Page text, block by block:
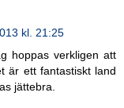
kl. 21:25
hoppas verkligen att
är ett fantastiskt land
jättebra.